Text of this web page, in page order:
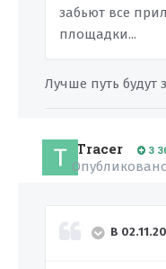
забьют все
площадки...
Лучше путь будут
Tracer 3
В